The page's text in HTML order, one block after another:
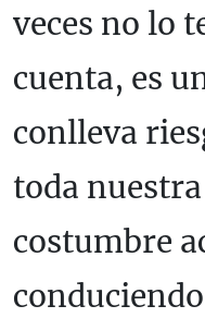
veces no lo
cuenta, es
conlleva
toda
costumbre